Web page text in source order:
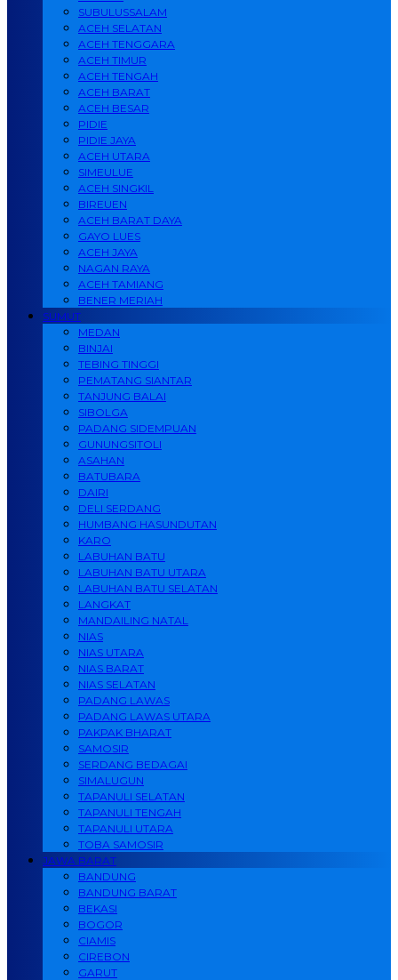
SUBULUSSALAM
ACEH SELATAN
ACEH TENGGARA
ACEH TIMUR
ACEH TENGAH
ACEH BARAT
ACEH BESAR
PIDIE
PIDIE JAYA
ACEH UTARA
SIMEULUE
ACEH SINGKIL
BIREUEN
ACEH BARAT DAYA
GAYO LUES
ACEH JAYA
NAGAN RAYA
ACEH TAMIANG
BENER MERIAH
SUMUT
MEDAN
BINJAI
TEBING TINGGI
PEMATANG SIANTAR
TANJUNG BALAI
SIBOLGA
PADANG SIDEMPUAN
GUNUNGSITOLI
ASAHAN
BATUBARA
DAIRI
DELI SERDANG
HUMBANG HASUNDUTAN
KARO
LABUHAN BATU
LABUHAN BATU UTARA
LABUHAN BATU SELATAN
LANGKAT
MANDAILING NATAL
NIAS
NIAS UTARA
NIAS BARAT
NIAS SELATAN
PADANG LAWAS
PADANG LAWAS UTARA
PAKPAK BHARAT
SAMOSIR
SERDANG BEDAGAI
SIMALUGUN
TAPANULI SELATAN
TAPANULI TENGAH
TAPANULI UTARA
TOBA SAMOSIR
JAWA BARAT
BANDUNG
BANDUNG BARAT
BEKASI
BOGOR
CIAMIS
CIREBON
GARUT